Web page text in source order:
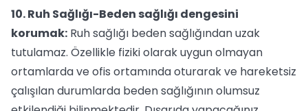
10. Ruh Sağlığı-Beden sağlığı dengesini
korumak: Ruh sağlığı beden sağlığından uzak
tutulamaz. Özellikle fiziki olarak uygun olmayan
ortamlarda ve ofis ortamında oturarak ve hareketsiz
çalışılan durumlarda beden sağlığının olumsuz